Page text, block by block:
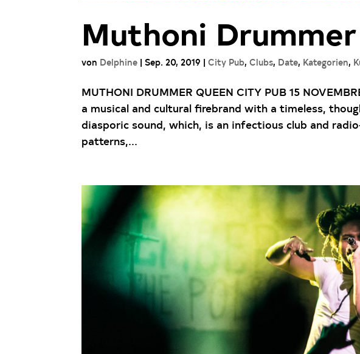
Muthoni
von Delphine |Sep. 20, 2019 |City Pub,Clubs, Date, Kategorien,
MUTHONI DRUMMER QUEEN CITY PUB 15
a musical and cultural firebrand with a timeless,
diasporic sound, which, is an infectious club and
patterns,...